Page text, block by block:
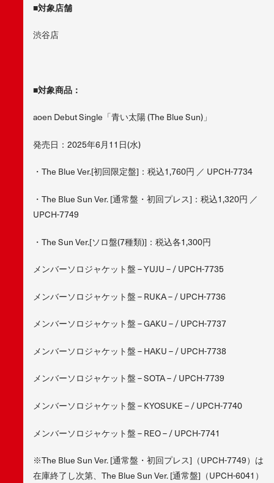
■対象店舗
渋谷店
■対象商品：
aoen Debut Single「青い太陽 (The Blue Sun)」
発売日：2025年6月11日(水)
・The Blue Ver.[初回限定盤]：税込1,760円 ／ UPCH-7734
・The Blue Sun Ver. [通常盤・初回プレス]：税込1,320円 ／
UPCH-7749
・The Sun Ver.[ソロ盤(7種類)]：税込各1,300円
メンバーソロジャケット盤 – YUJU – / UPCH-7735
メンバーソロジャケット盤 – RUKA – / UPCH-7736
メンバーソロジャケット盤 – GAKU – / UPCH-7737
メンバーソロジャケット盤 – HAKU – / UPCH-7738
メンバーソロジャケット盤 – SOTA – / UPCH-7739
メンバーソロジャケット盤 – KYOSUKE – / UPCH-7740
メンバーソロジャケット盤 – REO – / UPCH-7741
※The Blue Sun Ver. [通常盤・初回プレス]（UPCH-7749）は
在庫終了し次第、The Blue Sun Ver. [通常盤]（UPCH-6041）